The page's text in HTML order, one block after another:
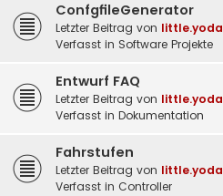
ConfgfileGenerator
Letzter Beitrag von little.yoda
Verfasst in Software Projekte
Entwurf FAQ
Letzter Beitrag von little.yoda
Verfasst in Dokumentation
Fahrstufen
Letzter Beitrag von little.yoda
Verfasst in Controller